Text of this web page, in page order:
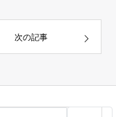
次の記事